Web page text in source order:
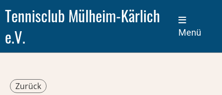
Tennisclub Mülheim-Kärlich
e.V.
Menü
Zurück